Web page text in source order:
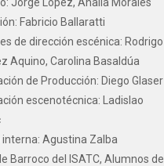
Fabricio Ballaratti
de dirección escénica: Rodrigo
Aquino, Carolina Basaldúa
de Producción: Diego Glaser
escenotécnica: Ladislao
interna: Agustina Zalba
Barroco del ISATC, Alumnos de